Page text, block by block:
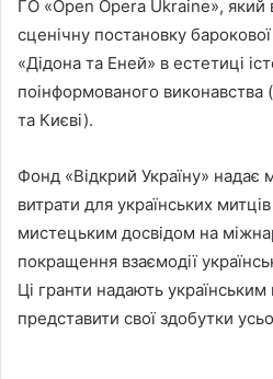
ГО «Open Opera Ukraine», який
сценічну постановку
«Дідона та Еней» в естетиці
поінформованого виконавства
та Києві).
Фонд «Відкрий Україну» надає
витрати для українських
мистецьким досвідом на
покращення взаємодії
Ці гранти надають
представити свої здобутки